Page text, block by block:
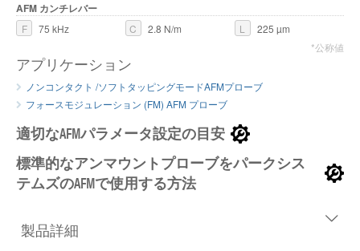
AFM カンチレバー
F 75 kHz C 2.8 N/m L
225 µm
*公称値
アプリケーション
ノンコンタクト /ソフトタッピングモードAFMプローブ
フォースモジュレーション (FM) AFM プローブ
適切なAFMパラメータ設定の目安
標準的なアンマウントプローブをパークシス
テムズのAFMで使用する方法
製品詳細